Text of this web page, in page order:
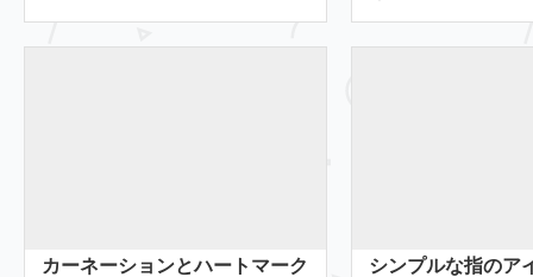
カーネーションとハートマーク
シンプルな指のア